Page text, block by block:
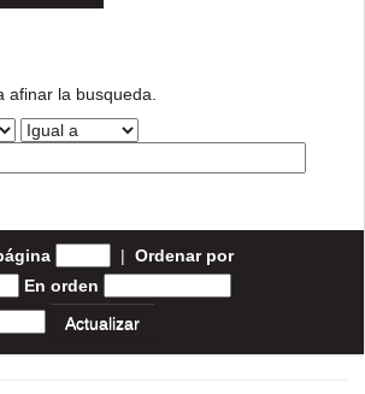
afinar la busqueda.
| Ordenar por
En orden